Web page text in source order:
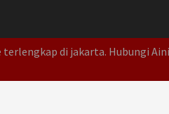
di jakarta. Hubungi Aini